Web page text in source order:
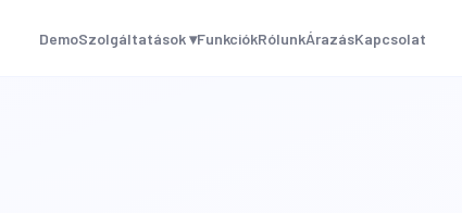
DemoSzolgáltatások ▾FunkciókRólunkÁrazásKapcsolat